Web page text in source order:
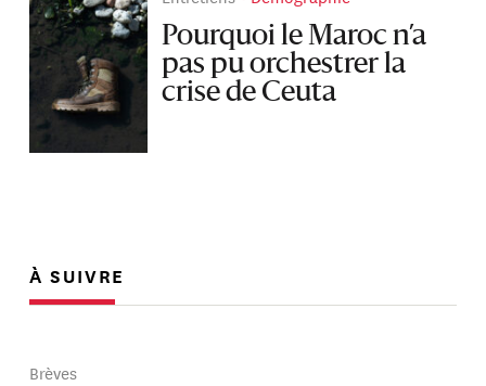
Pourquoi le Maroc n’a
pas pu orchestrer la
crise de Ceuta
À SUIVRE
Brèves